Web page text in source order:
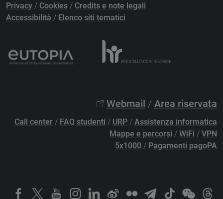
Privacy / Cookies / Credits e note legali
Accessibilità / Elenco siti tematici
Webmail / Area riservata
Call center / FAQ studenti / URP / Assistenza informatica
Mappe e percorsi / WiFi / VPN
5x1000 / Pagamenti pagoPA